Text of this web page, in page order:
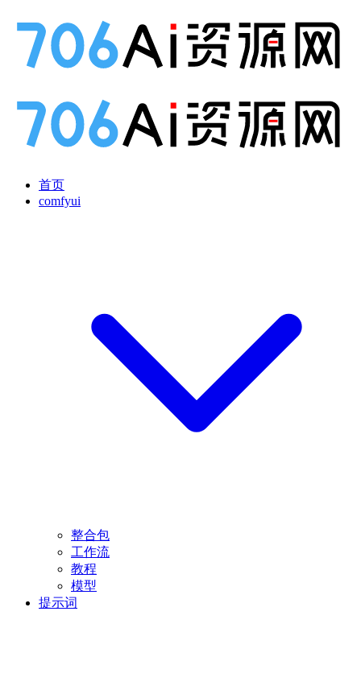
首页
comfyui
整合包
工作流
教程
模型
提示词